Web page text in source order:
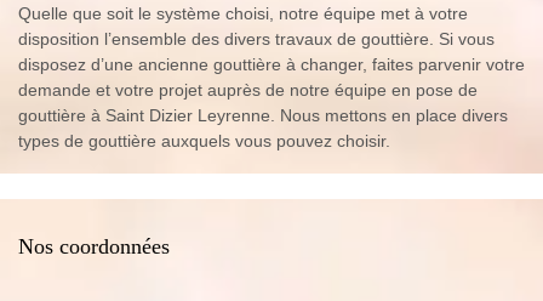
Quelle que soit le système choisi, notre équipe met à votre
disposition l’ensemble des divers travaux de gouttière. Si vous
disposez d’une ancienne gouttière à changer, faites parvenir votre
demande et votre projet auprès de notre équipe en pose de
gouttière à Saint Dizier Leyrenne. Nous mettons en place divers
types de gouttière auxquels vous pouvez choisir.
Nos coordonnées